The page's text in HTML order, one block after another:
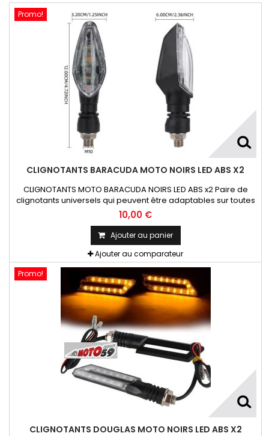
Promo!
CLIGNOTANTS BARACUDA MOTO NOIRS LED ABS X2
CLIGNOTANTS MOTO BARACUDA NOIRS LED ABS x2 Paire de
clignotants universels qui peuvent être adaptables sur toutes
motos ou scooters
10,00 €
Ajouter au panier
Ajouter au comparateur
Promo!
CLIGNOTANTS DOUGLAS MOTO NOIRS LED ABS X2